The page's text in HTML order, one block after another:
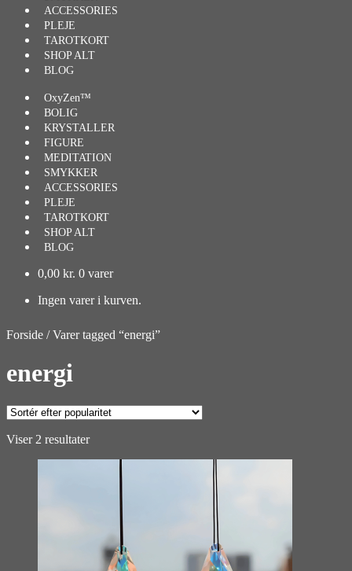
ACCESSORIES
PLEJE
TAROTKORT
SHOP ALT
BLOG
OxyZen™
BOLIG
KRYSTALLER
FIGURE
MEDITATION
SMYKKER
ACCESSORIES
PLEJE
TAROTKORT
SHOP ALT
BLOG
0,00 kr. 0 varer
Ingen varer i kurven.
Forside /Varer tagged “energi”
energi
Viser 2 resultaterSorteret
popularitet